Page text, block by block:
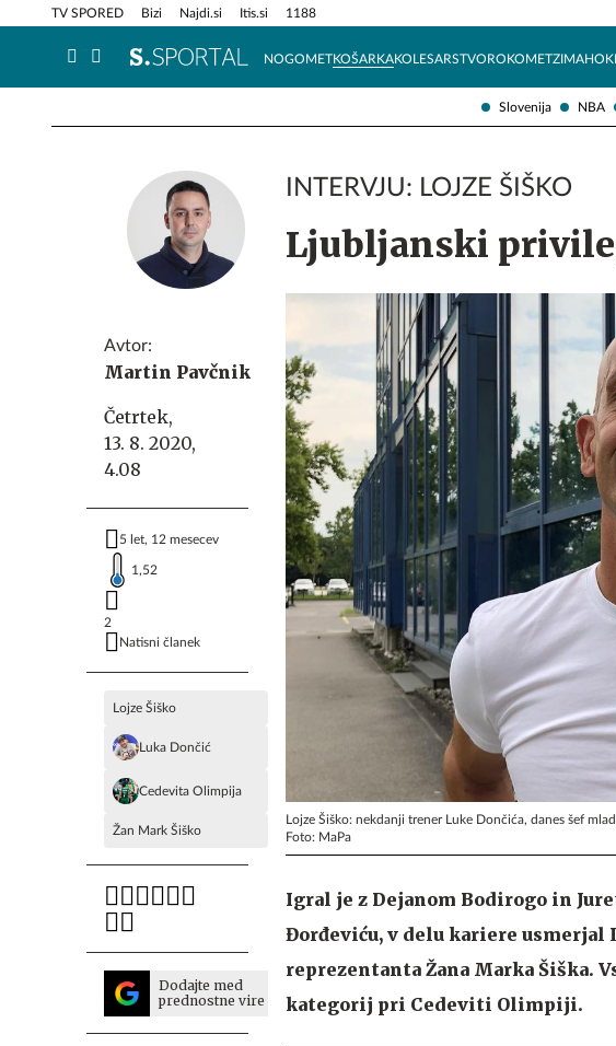
Slovenija NBA
TV SPORED Bizi Najdi.si Itis.si 1188
NOGOMETKOŠARKAKOLESARSTVOROKOMETZIMA
Info in obvestila Tehnik
Avtor:
Martin Pavčnik
Četrtek,
13. 8. 2020,
4.08
5 let, 12 mesecev
1,52
2
Natisni članek
Lojze Šiško
Luka Dončić
Cedevita Olimpija
Žan Mark Šiško
Dodajte med
prednostne vire
INTERVJU: LOJZE ŠIŠKO
Ljubljanski
Lojze Šiško: nekdanji trener Luke Dončića, danes šef
Foto: MaPa
Igral je z Dejanom Bodirogo in
Đorđeviću, v delu kariere usmerjal
reprezentanta Žana Marka Šiška.
kategorij pri Cedeviti Olimpiji.